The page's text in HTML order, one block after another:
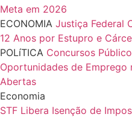
Meta em 2026
ECONOMIA Justiça Federal
12 Anos por Estupro e
POLíTICA Concursos
Oportunidades de Emprego
Abertas
Economia
STF Libera Isenção de